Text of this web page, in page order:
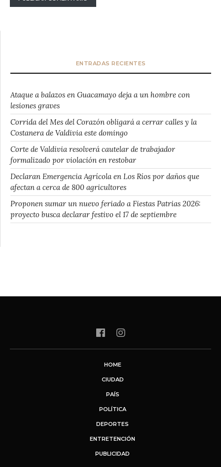
ENTRADAS RECIENTES
Ataque a balazos en Guacamayo deja a un hombre con
lesiones graves
Corrida del Mes del Corazón obligará a cerrar calles y la
Costanera de Valdivia este domingo
Corte de Valdivia resolverá cautelar de trabajador
formalizado por violación en restobar
Declaran Emergencia Agrícola en Los Ríos por daños que
afectan a cerca de 800 agricultores
Proponen sumar un nuevo feriado a Fiestas Patrias 2026:
proyecto busca declarar festivo el 17 de septiembre
HOME
CIUDAD
PAÍS
POLÍTICA
DEPORTES
ENTRETENCIÓN
PUBLICIDAD